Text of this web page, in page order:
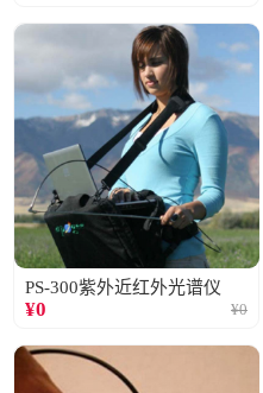
PS-300紫外近红外光谱仪
¥0 ¥0